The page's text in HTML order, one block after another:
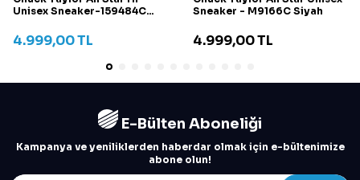
Unisex Sneaker-159484C
4.999,00TL
Sneaker - M9166C Siyah
4.999,00TL
E-Bülten Aboneliği
Kampanya ve yeniliklerden haberdar olmak için e-bültenimize
abone olun!